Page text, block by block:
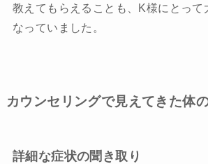
教えてもらえることも、K様にとって
なっていました。
カウンセリングで見えてきた体
詳細な症状の聞き取り